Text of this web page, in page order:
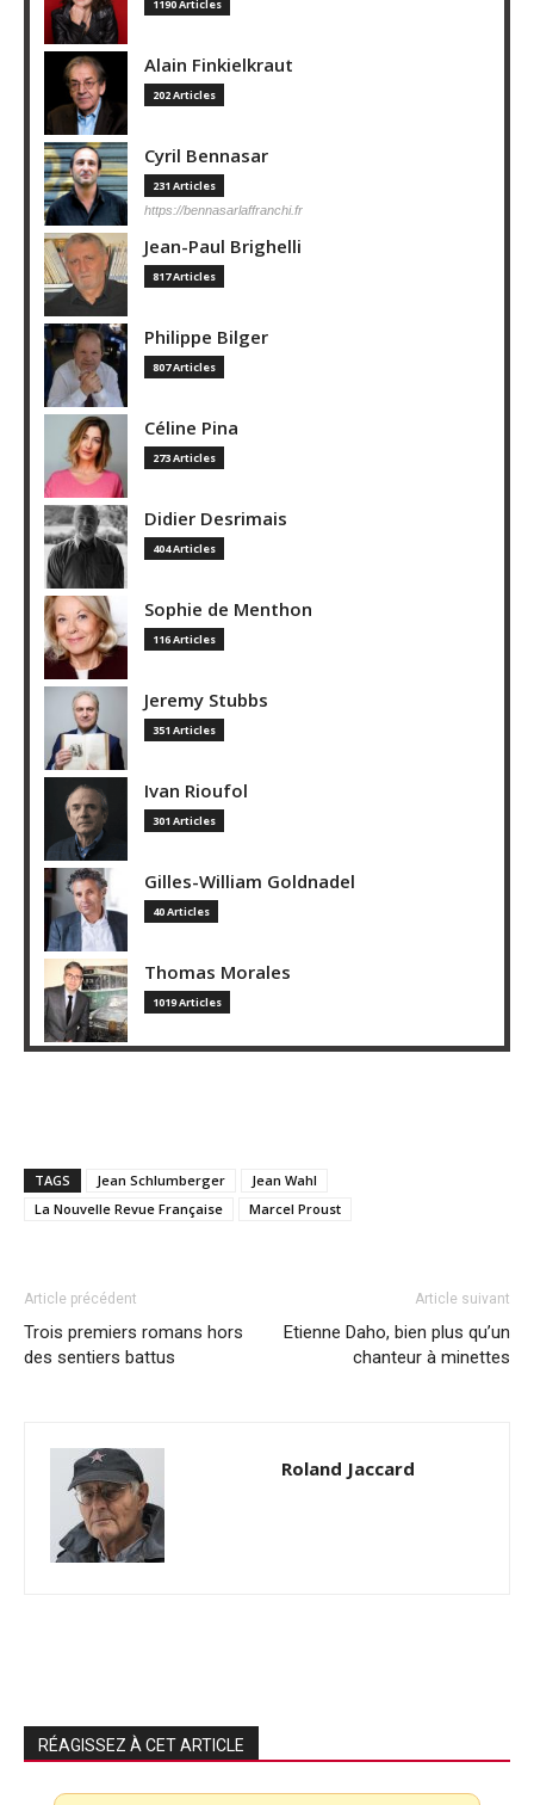
1190 Articles
Alain Finkielkraut
202 Articles
Cyril Bennasar
231 Articles
https://bennasarlaffranchi.fr
Jean-Paul Brighelli
817 Articles
Philippe Bilger
807 Articles
Céline Pina
273 Articles
Didier Desrimais
404 Articles
Sophie de Menthon
116 Articles
Jeremy Stubbs
351 Articles
Ivan Rioufol
301 Articles
Gilles-William Goldnadel
40 Articles
Thomas Morales
1019 Articles
TAGS Jean Schlumberger
Jean Wahl
La Nouvelle Revue Française
Marcel Proust
Article précédent
Trois premiers romans hors
des sentiers battus
Article suivant
Etienne Daho, bien plus qu’un
chanteur à minettes
Roland Jaccard
RÉAGISSEZ À CET ARTICLE